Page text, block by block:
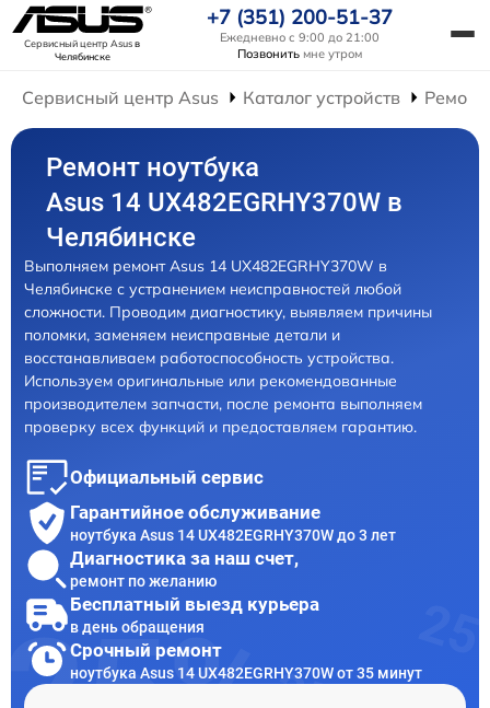
Сервисный центр Asusв
Челябинске
+7 (351) 200-51-37
Ежедневно с 9:00 до 21:00
Позвонить мне утром
Сервисный центр Asus Каталог устройств
Ремонт ноутбука
Asus 14 UX482EGRHY370W в
Челябинске
Выполняем ремонт Asus 14 UX482EGRHY370W в
Челябинске с устранением неисправностей любой
сложности. Проводим диагностику, выявляем причины
поломки, заменяем неисправные детали и
восстанавливаем работоспособность устройства.
Используем оригинальные или рекомендованные
производителем запчасти, после ремонта выполняем
проверку всех функций и предоставляем гарантию.
Официальный сервис
Гарантийное обслуживание
ноутбука Asus 14 UX482EGRHY370W до 3 лет
Диагностика за наш счет,
ремонт по желанию
Бесплатный выезд курьера
в день обращения
Срочный ремонт
ноутбука Asus 14 UX482EGRHY370W от 35 минут